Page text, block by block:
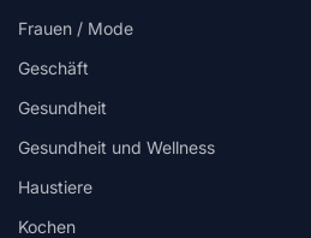
Frauen / Mode
Geschäft
Gesundheit
Gesundheit und Wellness
Haustiere
Kochen